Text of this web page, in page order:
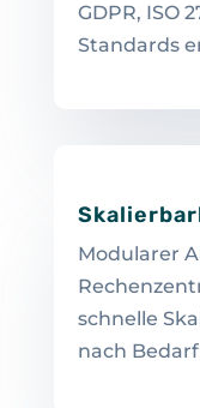
GDPR, ISO
Standards
Modularer
schnelle
nach